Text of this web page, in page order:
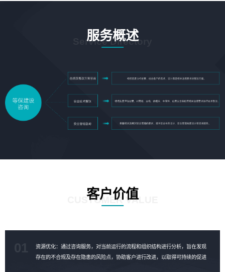
服务概述
Service Directory
客户价值
CUSTOMER VALUE
资源优化：通过咨询服务，对当前运行的流程和组织结构进行分析，旨在发现
存在的不合规及存在隐患的风险点，协助客户进行改进，以取得可持续的促进